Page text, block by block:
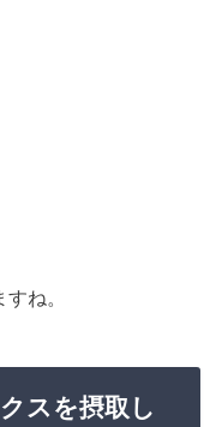
ね。
スを摂取し